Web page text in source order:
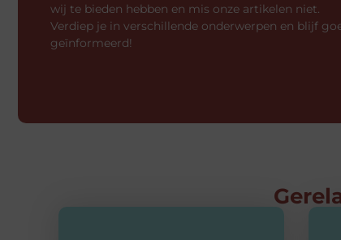
wij te bieden hebben en mis onze artikelen niet.
Verdiep je in verschillende onderwerpen en blijf
geïnformeerd!